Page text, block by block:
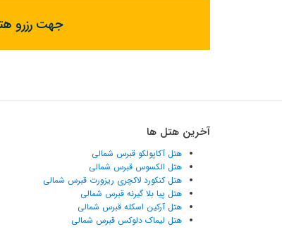
جهت رزرو
آخرین هتل ها
هتل آکاپولکو قبرس شمالی
هتل الکسوس قبرس شمالی
هتل کنکورد لاکچری ریزورت قبرس شمالی
هتل پیا بلا گیرنه قبرس شمالی
هتل آرکین اسکله قبرس شمالی
هتل لیماک دلوکس قبرس شمالی